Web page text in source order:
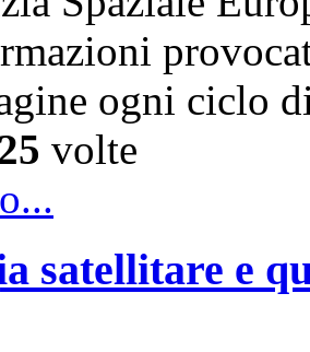
ogni ciclo
volte
satellitare e